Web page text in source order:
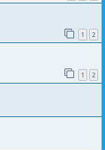
1 2
1 2